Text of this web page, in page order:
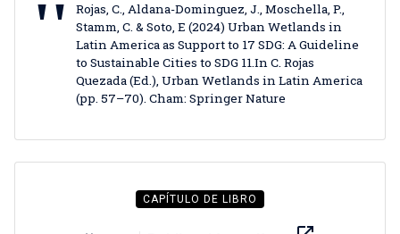
Rojas, C., Aldana-Dominguez, J., Moschella, P.,
Stamm, C. & Soto, E (2024) Urban Wetlands in
Latin America as Support to 17 SDG: A Guideline
to Sustainable Cities to SDG 11.In C. Rojas
Quezada (Ed.), Urban Wetlands in Latin America
(pp. 57–70). Cham: Springer Nature
CAPÍTULO DE LIBRO